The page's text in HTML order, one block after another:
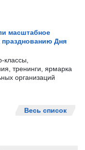
масштабное
празднованию Дня
классы,
тренинги, ярмарка
организаций
Весь список